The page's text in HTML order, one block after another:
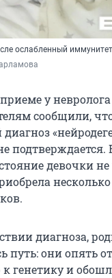
ослабленный иммунитет
у
сообщили,
девочки
диагноза,
путь: они опять
генетику и